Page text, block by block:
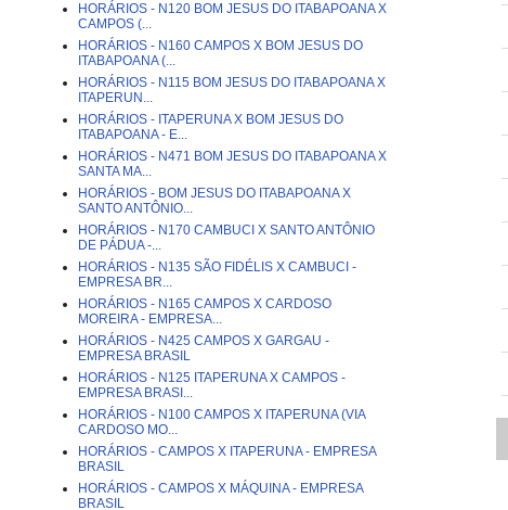
HORÁRIOS - N120 BOM JESUS DO ITABAPOANA X
CAMPOS (...
HORÁRIOS - N160 CAMPOS X BOM JESUS DO
ITABAPOANA (...
HORÁRIOS - N115 BOM JESUS DO ITABAPOANA X
ITAPERUN...
HORÁRIOS - ITAPERUNA X BOM JESUS DO
ITABAPOANA - E...
HORÁRIOS - N471 BOM JESUS DO ITABAPOANA X
SANTA MA...
HORÁRIOS - BOM JESUS DO ITABAPOANA X
SANTO ANTÔNIO...
HORÁRIOS - N170 CAMBUCI X SANTO ANTÔNIO
DE PÁDUA -...
HORÁRIOS - N135 SÃO FIDÉLIS X CAMBUCI -
EMPRESA BR...
HORÁRIOS - N165 CAMPOS X CARDOSO
MOREIRA - EMPRESA...
HORÁRIOS - N425 CAMPOS X GARGAU -
EMPRESA BRASIL
HORÁRIOS - N125 ITAPERUNA X CAMPOS -
EMPRESA BRASI...
HORÁRIOS - N100 CAMPOS X ITAPERUNA (VIA
CARDOSO MO...
HORÁRIOS - CAMPOS X ITAPERUNA - EMPRESA
BRASIL
HORÁRIOS - CAMPOS X MÁQUINA - EMPRESA
BRASIL